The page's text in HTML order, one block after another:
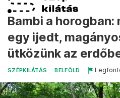
Bambi a
egy ijedt,
ütközünk az
SZÉPKILÁTÁS BELFÖLD